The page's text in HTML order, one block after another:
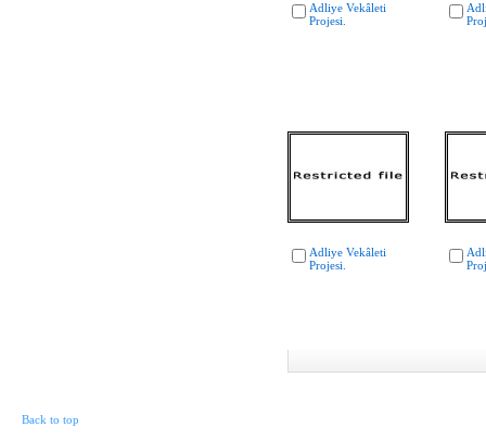
Adliye Vekâleti
Projesi.
Adliye Vekâleti
Projesi.
Back to top